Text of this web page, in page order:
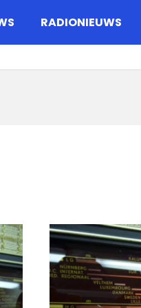
RADIONIEUWS